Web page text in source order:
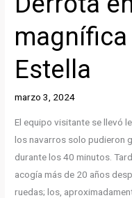
Estella
marzo 3, 2024
El equipo visitante se llevó
los navarros solo pudieron
durante los 40 minutos.
acogía más de 20 años
ruedas; los,